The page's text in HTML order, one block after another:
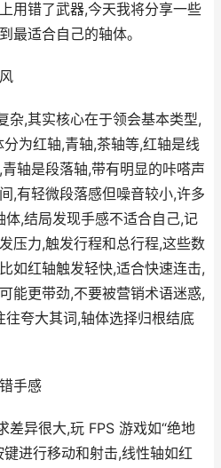
用错了武器,今天我将分享一些
最适合自己的轴体。
杂,其实核心在于领会基本类型,
为红轴,青轴,茶轴等,红轴是线
轴是段落轴,带有明显的咔嗒声
,有轻微段落感但噪音较小,许多
体,结局发现手感不适合自己,记
压力,触发行程和总行程,这些数
如红轴触发轻快,适合快速连击,
能更带劲,不要被营销术语迷惑,
往夸大其词,轴体选择归根结底
手感
差异很大,玩 FPS 游戏如“绝地
进行移动和射击,线性轴如红